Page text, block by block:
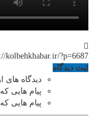
kolbehkhabar.ir/?p=6687
ثبت دیدگاه
دیدگاه
پیام هایی
پیام هایی